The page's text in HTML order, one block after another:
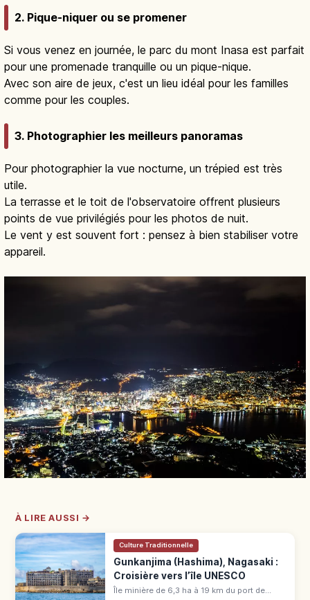
2. Pique-niquer ou se promener
Si vous venez en journée, le parc du mont Inasa est parfait
pour une promenade tranquille ou un pique-nique.
Avec son aire de jeux, c'est un lieu idéal pour les familles
comme pour les couples.
3. Photographier les meilleurs panoramas
Pour photographier la vue nocturne, un trépied est très
utile.
La terrasse et le toit de l'observatoire offrent plusieurs
points de vue privilégiés pour les photos de nuit.
Le vent y est souvent fort : pensez à bien stabiliser votre
appareil.
À LIRE AUSSI →
Culture Traditionnelle
Gunkanjima (Hashima), Nagasaki :
Croisière vers l’île UNESCO
Île minière de 6,3 ha à 19 km du port de